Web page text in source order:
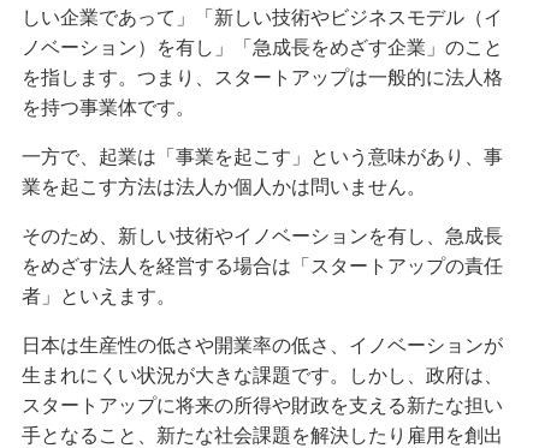
しい企業であって」「新しい技術やビジネスモデル（イ
ノベーション）を有し」「急成長をめざす企業」のこと
を指します。つまり、スタートアップは一般的に法人格
を持つ事業体です。
一方で、起業は「事業を起こす」という意味があり、事
業を起こす方法は法人か個人かは問いません。
そのため、新しい技術やイノベーションを有し、急成長
をめざす法人を経営する場合は「スタートアップの責任
者」といえます。
日本は生産性の低さや開業率の低さ、イノベーションが
生まれにくい状況が大きな課題です。しかし、政府は、
スタートアップに将来の所得や財政を支える新たな担い
手となること、新たな社会課題を解決したり雇用を創出